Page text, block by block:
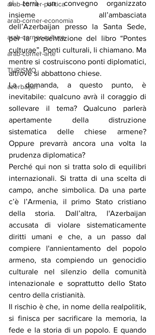
arab-corner-politica
arab-corner-economia
arab-corner-cultura
arab-corner-arte
TURISMO
azerbaijan
si terrà un convegno organizzato
insieme all’ambasciata
dell’Azerbaijan presso la Santa Sede,
per la presentazione del libro “Pontes
culturae”. Ponti culturali, li chiamano. Ma
mentre si costruiscono ponti diplomatici,
altrove si abbattono chiese.
La domanda, a questo punto, è
inevitabile: qualcuno avrà il coraggio di
sollevare il tema? Qualcuno parlerà
apertamente della distruzione
sistematica delle chiese armene?
Oppure prevarrà ancora una volta la
prudenza diplomatica?
Perché qui non si tratta solo di equilibri
internazionali. Si tratta di una scelta di
campo, anche simbolica. Da una parte
c’è l’Armenia, il primo Stato cristiano
della storia. Dall’altra, l'Azerbaijan
accusata di violare sistematicamente
diritti umani e che, a un passo dal
compiere l'annientamento del popolo
armeno, sta compiendo un genocidio
culturale nel silenzio della comunità
intenazionale e soprattutto dello Stato
centro della cristianità.
Il rischio è che, in nome della realpolitik,
si finisca per sacrificare la memoria, la
fede e la storia di un popolo. E quando